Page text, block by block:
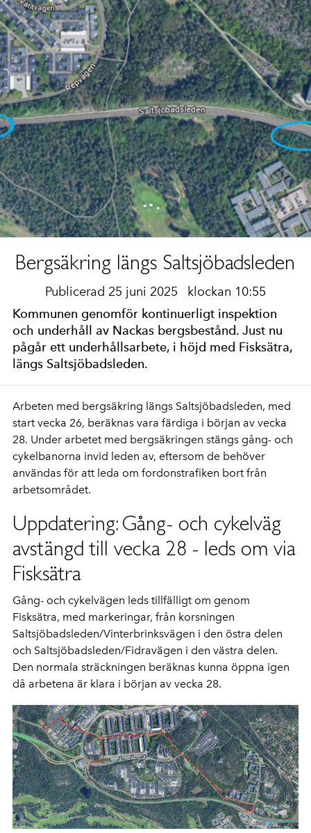
Bergsäkring längs Saltsjöbadsleden
Publicerad 25 juni 2025 klockan 10:55
Kommunen genomför kontinuerligt inspektion
och underhåll av Nackas bergsbestånd. Just nu
pågår ett underhållsarbete, i höjd med Fisksätra,
längs Saltsjöbadsleden.
Arbeten med bergsäkring längs Saltsjöbadsleden, med
start vecka 26, beräknas vara färdiga i början av vecka
28. Under arbetet med bergsäkringen stängs gång- och
cykelbanorna invid leden av, eftersom de behöver
användas för att leda om fordonstrafiken bort från
arbetsområdet.
Uppdatering: Gång- och cykelväg
avstängd till vecka 28 - leds om via
Fisksätra
Gång- och cykelvägen leds tillfälligt om genom
Fisksätra, med markeringar, från korsningen
Saltsjöbadsleden/Vinterbrinksvägen i den östra delen
och Saltsjöbadsleden/Fidravägen i den västra delen.
Den normala sträckningen beräknas kunna öppna igen
då arbetena är klara i början av vecka 28.